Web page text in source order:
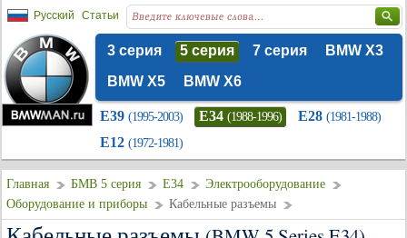
Русский Статьи
3 серия 5 серия 7 серия
BMW X3
BMW X5
BMW X6
E39 (1995-2003) E34 (1988-1996) E28 (1981-1988)
E12 (1972-1981)
Главная БМВ 5 серия E34
Электрооборудование
Оборудование и приборы
Кабельные разъемы